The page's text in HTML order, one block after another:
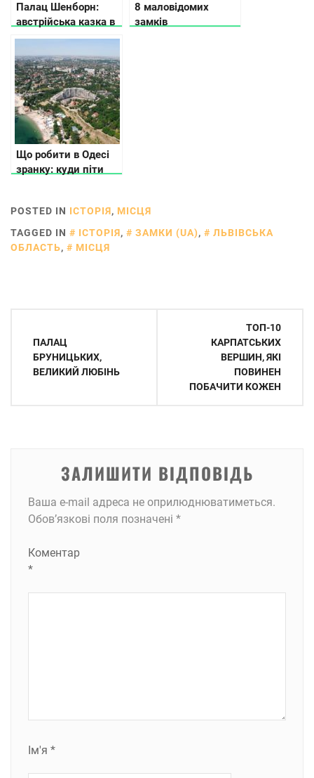
Палац Шенборн:
австрійська казка в
Україні
8 маловідомих
замків
Що робити в Одесі
зранку: куди піти
POSTED IN ІСТОРІЯ, МІСЦЯ
TAGGED IN
ІСТОРІЯ, ЗАМКИ (UA),
ЛЬВІВСЬКА
ОБЛАСТЬ, МІСЦЯ
записів
ПАЛАЦ
БРУНИЦЬКИХ,
ВЕЛИКИЙ ЛЮБІНЬ
ТОП-10
КАРПАТСЬКИХ
ВЕРШИН, ЯКІ
ПОВИНЕН
ПОБАЧИТИ КОЖЕН
ЗАЛИШИТИ ВІДПОВІДЬ
Ваша e-mail адреса не оприлюднюватиметься.
Обов’язкові поля позначені *
Коментар
*
Ім'я *